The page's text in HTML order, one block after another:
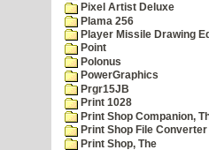
Pixel Artist Deluxe
Plama 256
Player Missile Drawing
Point
Polonus
PowerGraphics
Prgr15JB
Print 1028
Print Shop Companion,
Print Shop File Converter
Print Shop, The